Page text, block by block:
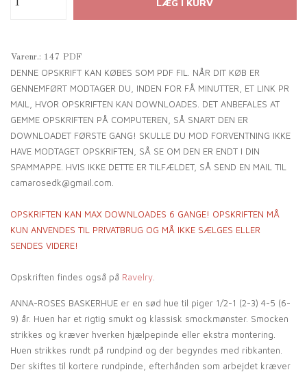
Varenr.: 147 PDF
DENNE OPSKRIFT KAN KØBES SOM PDF FIL. NÅR DIT KØB ER
GENNEMFØRT MODTAGER DU, INDEN FOR FÅ MINUTTER, ET LINK PR
MAIL, HVOR OPSKRIFTEN KAN DOWNLOADES. DET ANBEFALES AT
GEMME OPSKRIFTEN PÅ COMPUTEREN, SÅ SNART DEN ER
DOWNLOADET FØRSTE GANG! SKULLE DU MOD FORVENTNING IKKE
HAVE MODTAGET OPSKRIFTEN, SÅ SE OM DEN ER ENDT I DIN
SPAMMAPPE. HVIS IKKE DETTE ER TILFÆLDET, SÅ SEND EN MAIL TIL
camarosedk@gmail.com.
OPSKRIFTEN KAN MAX DOWNLOADES 6 GANGE! OPSKRIFTEN MÅ
KUN ANVENDES TIL PRIVATBRUG OG MÅ IKKE SÆLGES ELLER
SENDES VIDERE!
Opskriften findes også på Ravelry
ANNA-ROSES BASKERHUE er en sød hue til piger 1/2-1 (2-3) 4-5 (6-
9) år. Huen har et rigtig smukt og klassisk smockmønster. Smocken
strikkes og kræver hverken hjælpepinde eller ekstra montering.
Huen strikkes rundt på rundpind og der begyndes med ribkanten.
Der skiftes til kortere rundpinde, efterhånden som arbejdet kræver